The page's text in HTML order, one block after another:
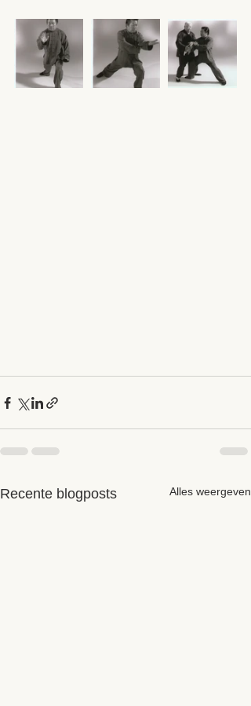
Recente blogposts Alles weergeven